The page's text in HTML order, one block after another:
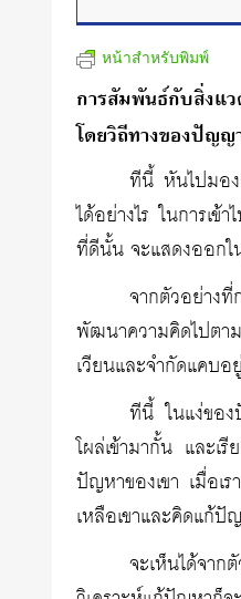
หน้าสำหรับพิมพ์
การสัมพันธ์กับสิ่งแ
โดยวิถีทางของปัญญ
ทีนี้ หันไปมอง
ได้อย่างไร ในการเ
ที่ดีนั้น จะแสดงออกใ
จากตัวอย่าง
พัฒนาความคิดไปต
เวียนและจำกัดแคบอ
ทีนี้ ในแง่ของ
โผล่เข้ามากั้น และเรี
ปัญหาของเขา เมื่อเ
เหลือเขาและคิดแก้
จะเห็นได้จา